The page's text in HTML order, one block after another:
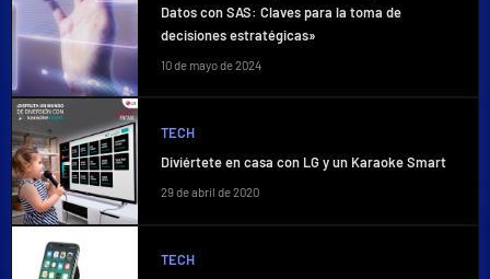
Datos con SAS: Claves para la toma de
decisiones estratégicas»
10 de mayo de 2024
TECH
Diviértete en casa con LG y un Karaoke Smart
29 de abril de 2020
TECH